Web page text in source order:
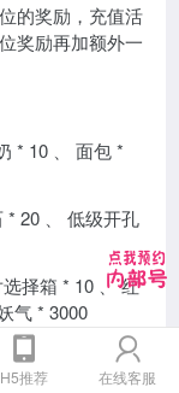
H5推荐 在线客服
的奖励，充值活
奖励再加额外一
* 10 、 面包 *
* 20 、 低级开孔
择箱 * 10 、 红
气 * 3000
择箱 * 15 、 高
3000